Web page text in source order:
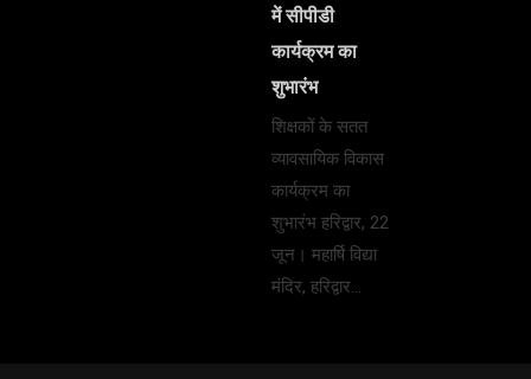
में सीपीडी
कार्यक्रम का
शुभारंभ
शिक्षकों के सतत
व्यावसायिक विकास
कार्यक्रम का
शुभारंभ हरिद्वार, 22
जून। महार्षि विद्या
मंदिर, हरिद्वार…